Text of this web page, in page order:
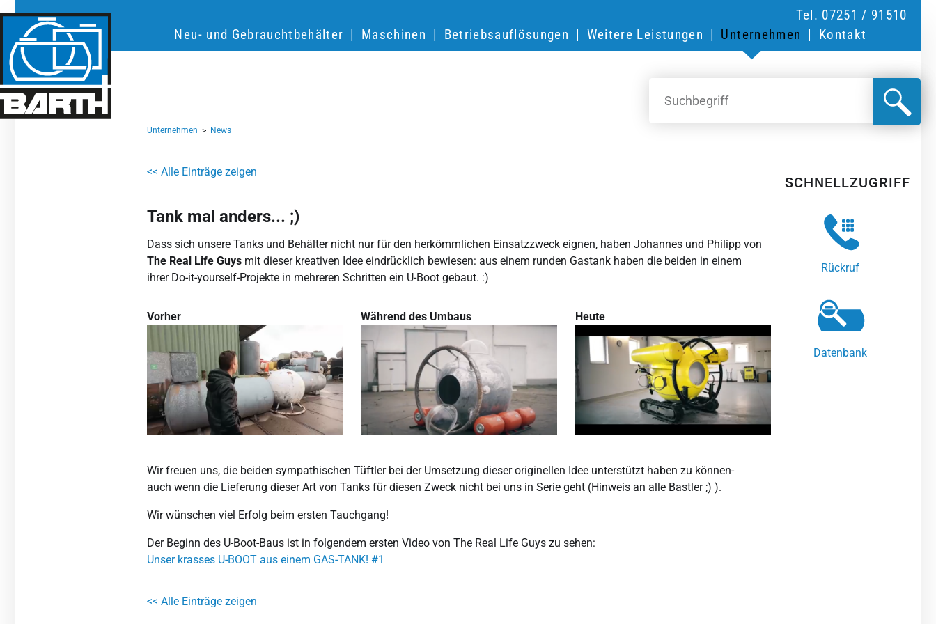
Neu- und Gebrauchtbehälter Maschinen Betriebsauflösungen Weitere Leistungen Unternehmen Kontakt
Tel. 07251 / 91510
Unternehmen > News
<< Alle Einträge zeigen
Tank mal anders... ;)
Dass sich unsere Tanks und Behälter nicht nur für den herkömmlichen Einsatzzweck eignen, haben Johannes und Philipp von
The Real Life Guysmit dieser kreativen Idee eindrücklich bewiesen: aus einem runden Gastank haben die beiden in einem
ihrer Do-it-yourself-Projekte in mehreren Schritten ein U-Boot gebaut. :)
Vorher Während des Umbaus Heute
Wir freuen uns, die beiden sympathischen Tüftler bei der Umsetzung dieser originellen Idee unterstützt haben zu können-
auch wenn die Lieferung dieser Art von Tanks für diesen Zweck nicht bei uns in Serie geht (Hinweis an alle Bastler ;) ).
Wir wünschen viel Erfolg beim ersten Tauchgang!
Der Beginn des U-Boot-Baus ist in folgendem ersten Video von The Real Life Guys zu sehen:
Unser krasses U-BOOT aus einem GAS-TANK! #1
<< Alle Einträge zeigen
SCHNELLZUGRIFF
Rückruf
Datenbank